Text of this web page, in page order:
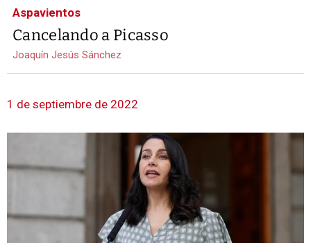
Aspavientos
Cancelando a Picasso
Joaquín Jesús Sánchez
1 de septiembre de 2022